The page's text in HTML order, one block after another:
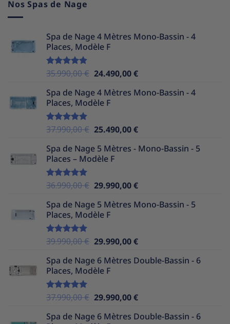
Nos Spas de Nage
Spa de Nage 4 Mètres Mono-Bassin - 4
Places, Modèle F
Note5.00
35.990,00€ Le
initial
était :
24.490,00€Le
actuel
Spa de Nage 4 Mètres Mono-Bassin - 4
Places, Modèle F
Note5.00
37.990,00€ Le
initial
était :
25.490,00€Le
actuel
Spa de Nage 5 Mètres - Mono-Bassin - 5
Places – Modèle F
Note5.00
36.990,00€ Le
initial
était :
29.990,00€Le
actuel
Spa de Nage 5 Mètres Mono-Bassin - 5
Places, Modèle F
Note5.00
39.990,00€ Le
initial
était :
29.990,00€Le
actuel
Spa de Nage 6 Mètres Double-Bassin - 6
Places, Modèle F
Note5.00
37.990,00€ Le
initial
29.990,00€Le
actuel
Spa de Nage 6 Mètres Double-Bassin - 6